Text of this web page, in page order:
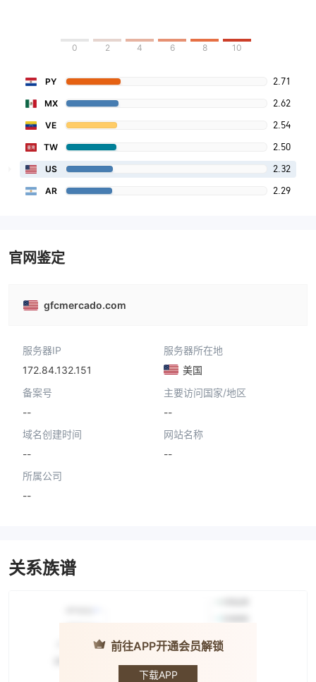
0 2 4 6 8 10
PY 2.71
MX 2.62
VE 2.54
TW 2.50
US 2.32
AR 2.29
官网鉴定
gfcmercado.com
服务器IP
172.84.132.151
服务器所在地
美国
备案号
--
主要访问国家/地区
--
域名创建时间
--
网站名称
--
所属公司
--
关系族谱
前往APP开通会员解锁
下载APP